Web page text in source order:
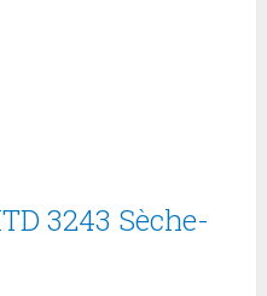
3243 Sèche-